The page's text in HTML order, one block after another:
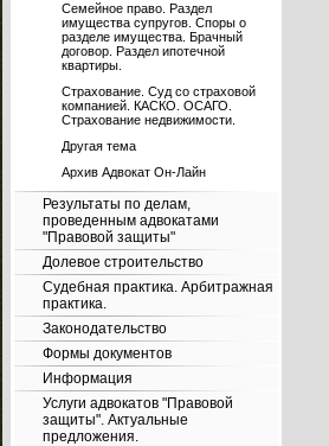
Семейное право. Раздел
имущества супругов. Споры о
разделе имущества. Брачный
договор. Раздел ипотечной
квартиры.
Страхование. Суд со страховой
компанией. КАСКО. ОСАГО.
Страхование недвижимости.
Другая тема
Архив Адвокат Он-Лайн
Результаты по делам,
проведенным адвокатами
"Правовой защиты"
Долевое строительство
Судебная практика. Арбитражная
практика.
Законодательство
Формы документов
Информация
Услуги адвокатов "Правовой
защиты". Актуальные
предложения.